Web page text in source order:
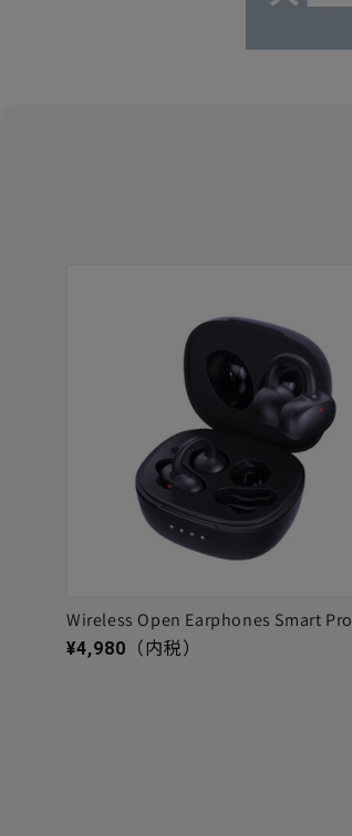
Wireless Open Earphones Smart Pro
通常価格
¥4,980 （内税）